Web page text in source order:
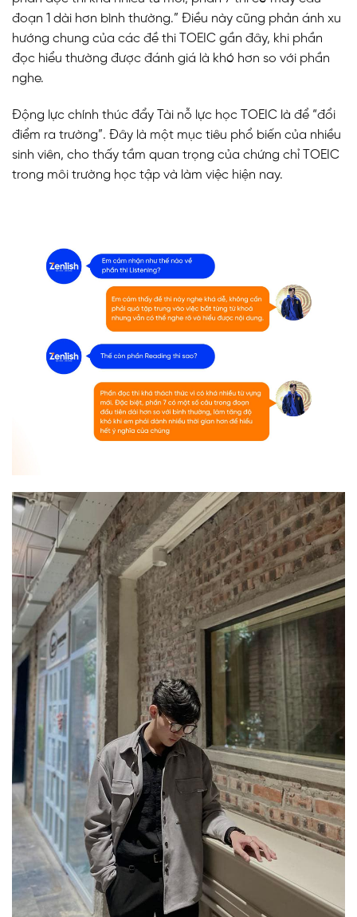
đoạn 1 dài hơn bình thường.” Điều này cũng phản ánh xu
hướng chung của các đề thi TOEIC gần đây, khi phần
đọc hiểu thường được đánh giá là khó hơn so với phần
nghe.
Động lực chính thúc đẩy Tài nỗ lực học TOEIC là để “đổi
điểm ra trường”. Đây là một mục tiêu phổ biến của nhiều
sinh viên, cho thấy tầm quan trọng của chứng chỉ TOEIC
trong môi trường học tập và làm việc hiện nay.